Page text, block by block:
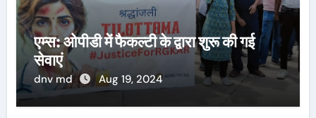
एम्स: ओपीडी में फैकल्टी के द्वारा शुरू की गई
सेवाएं
dnv md Aug 19, 2024